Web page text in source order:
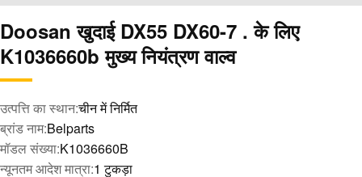
Doosan खुदाई DX55 DX60-7 . के लिए
K1036660b मुख्य नियंत्रण वाल्व
उत्पत्ति का स्थान:चीन में निर्मित
ब्रांड नाम:Belparts
मॉडल संख्या:K1036660B
न्यूनतम आदेश मात्रा:1 टुकड़ा